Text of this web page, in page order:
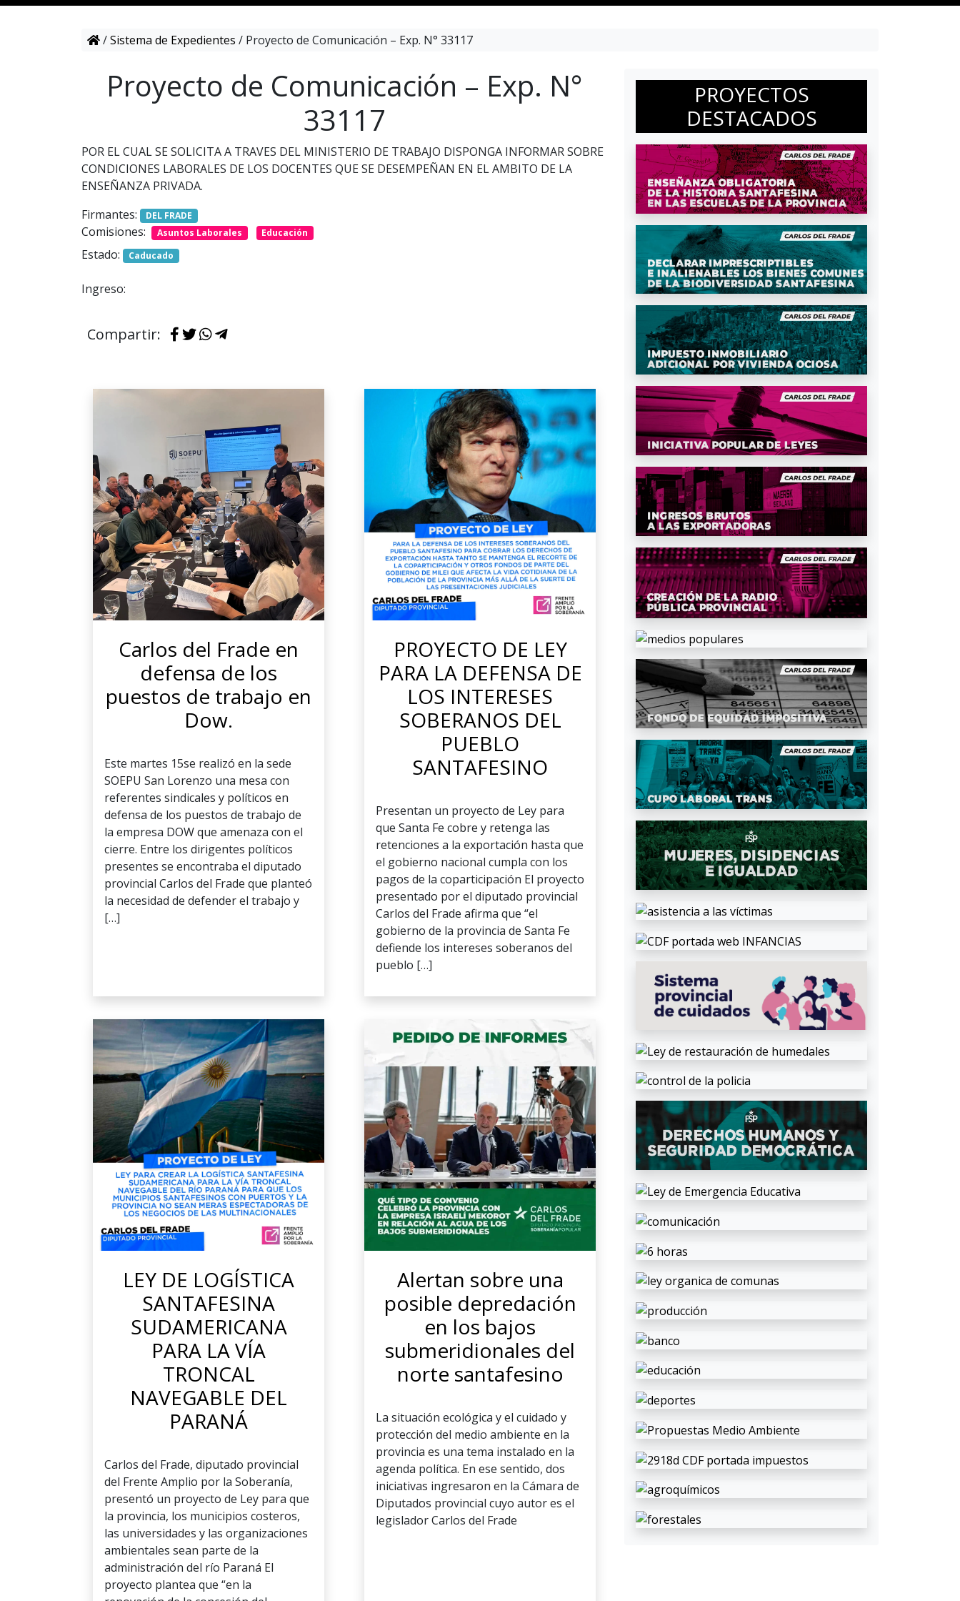
/Sistema de Expedientes / Proyecto de Comunicación – Exp. N° 33117
Proyecto de Comunicación – Exp. N°
33117
POR EL CUAL SE SOLICITA A TRAVES DEL MINISTERIO DE TRABAJO DISPONGA INFORMAR SOBRE
CONDICIONES LABORALES DE LOS DOCENTES QUE SE DESEMPEÑAN EN EL AMBITO DE LA
ENSEÑANZA PRIVADA.
Firmantes:
DEL FRADE
Comisiones: Asuntos Laborales Educación
Estado: Caducado
Ingreso:
Compartir:
Carlos del Frade en
defensa de los
puestos de trabajo en
Dow.
Este martes 15se realizó en la sede
SOEPU San Lorenzo una mesa con
referentes sindicales y políticos en
defensa de los puestos de trabajo de
la empresa DOW que amenaza con el
cierre. Entre los dirigentes políticos
presentes se encontraba el diputado
provincial Carlos del Frade que planteó
la necesidad de defender el trabajo y
[…]
PROYECTO DE LEY
PARA LA DEFENSA DE
LOS INTERESES
SOBERANOS DEL
PUEBLO
SANTAFESINO
Presentan un proyecto de Ley para
que Santa Fe cobre y retenga las
retenciones a la exportación hasta que
el gobierno nacional cumpla con los
pagos de la coparticipación El proyecto
presentado por el diputado provincial
Carlos del Frade afirma que “el
gobierno de la provincia de Santa Fe
defiende los intereses soberanos del
pueblo […]
LEY DE LOGÍSTICA
SANTAFESINA
SUDAMERICANA
PARA LA VÍA
TRONCAL
NAVEGABLE DEL
PARANÁ
Carlos del Frade, diputado provincial
del Frente Amplio por la Soberanía,
presentó un proyecto de Ley para que
la provincia, los municipios costeros,
las universidades y las organizaciones
ambientales sean parte de la
administración del río Paraná El
proyecto plantea que “en la
Alertan sobre una
posible depredación
en los bajos
submeridionales del
norte santafesino
La situación ecológica y el cuidado y
protección del medio ambiente en la
provincia es una tema instalado en la
agenda política. En ese sentido, dos
iniciativas ingresaron en la Cámara de
Diputados provincial cuyo autor es el
legislador Carlos del Frade
PROYECTOS
DESTACADOS